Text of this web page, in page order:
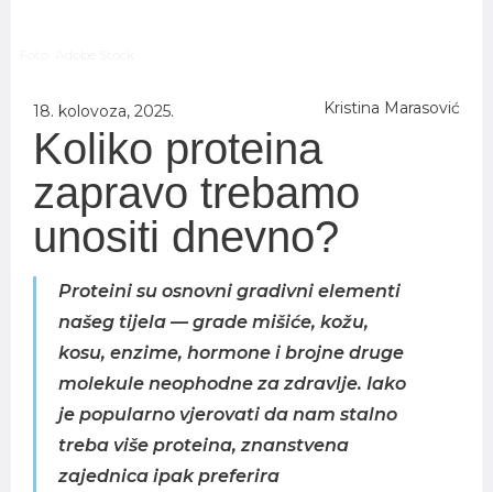
18. kolovoza, 2025. Kristina Marasović
Koliko proteina
zapravo trebamo
unositi dnevno?
Proteini su osnovni gradivni elementi
našeg tijela — grade mišiće, kožu,
kosu, enzime, hormone i brojne druge
molekule neophodne za zdravlje. Iako
je popularno vjerovati da nam stalno
treba više proteina, znanstvena
zajednica ipak preferira